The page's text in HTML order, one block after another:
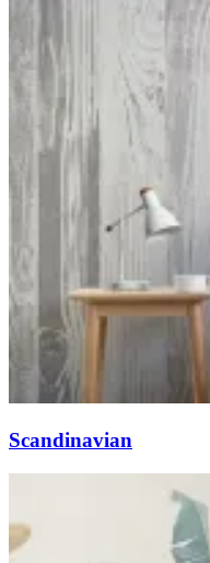
Scandinavian